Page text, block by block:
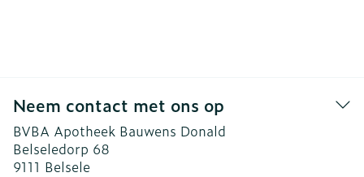
Neem contact met ons op
BVBA Apotheek Bauwens Donald
Belseledorp 68
9111 Belsele